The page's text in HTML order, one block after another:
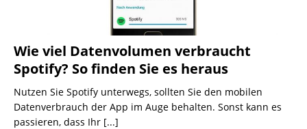
Wie viel Datenvolumen verbraucht
Spotify? So finden Sie es heraus
Nutzen Sie Spotify unterwegs, sollten Sie den mobilen
Datenverbrauch der App im Auge behalten. Sonst kann es
passieren, dass Ihr [...]